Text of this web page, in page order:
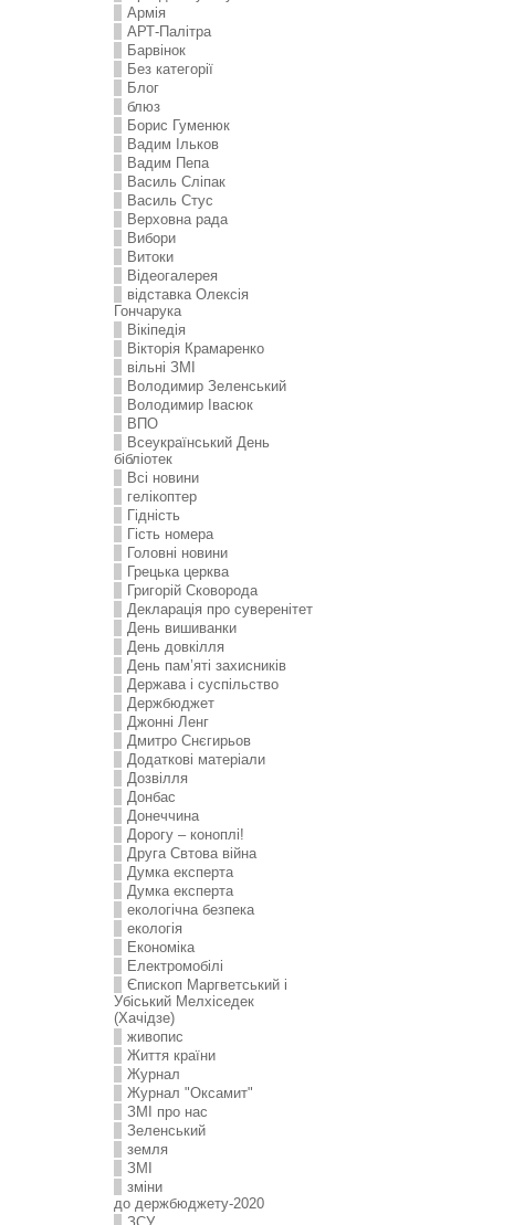
Армія
АРТ-Палітра
Барвінок
Без категорії
Блог
блюз
Борис Гуменюк
Вадим Ільков
Вадим Пепа
Василь Сліпак
Василь Стус
Верховна рада
Вибори
Витоки
Відеогалерея
відставка Олексія
Гончарука
Вікіпедія
Вікторія Крамаренко
вільні ЗМІ
Володимир Зеленський
Володимир Івасюк
ВПО
Всеукраїнський День
бібліотек
Всі новини
гелікоптер
Гідність
Гість номера
Головні новини
Грецька церква
Григорій Сковорода
Декларація про суверенітет
День вишиванки
День довкілля
День пам’яті захисників
Держава і суспільство
Держбюджет
Джонні Ленг
Дмитро Снєгирьов
Додаткові матеріали
Дозвілля
Донбас
Донеччина
Дорогу – коноплі!
Друга Свтова війна
Думка експерта
Думка експерта
екологічна безпека
екологія
Економіка
Електромобілі
Єпископ Маргветський і
Убіський Мелхіседек
(Хачідзе)
живопис
Життя країни
Журнал
Журнал "Оксамит"
ЗMI про нас
Зеленський
земля
ЗМІ
зміни
до держбюджету-2020